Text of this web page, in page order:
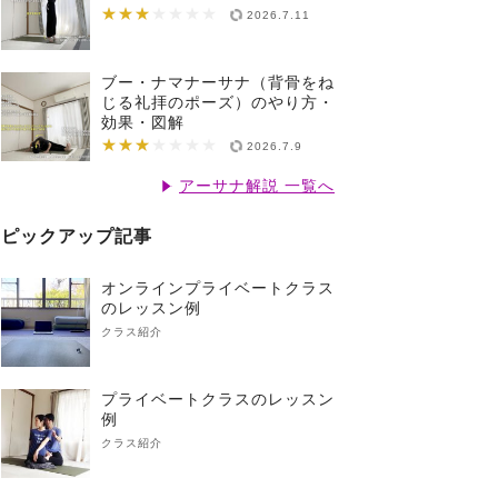
★★★
★★★★★★★ 2026.7.11
ブー・ナマナーサナ（背骨をね
じる礼拝のポーズ）のやり方・
効果・図解
★★★
★★★★★★★ 2026.7.9
アーサナ解説 一覧へ
ピックアップ記事
オンラインプライベートクラス
のレッスン例
クラス紹介
プライベートクラスのレッスン
例
クラス紹介